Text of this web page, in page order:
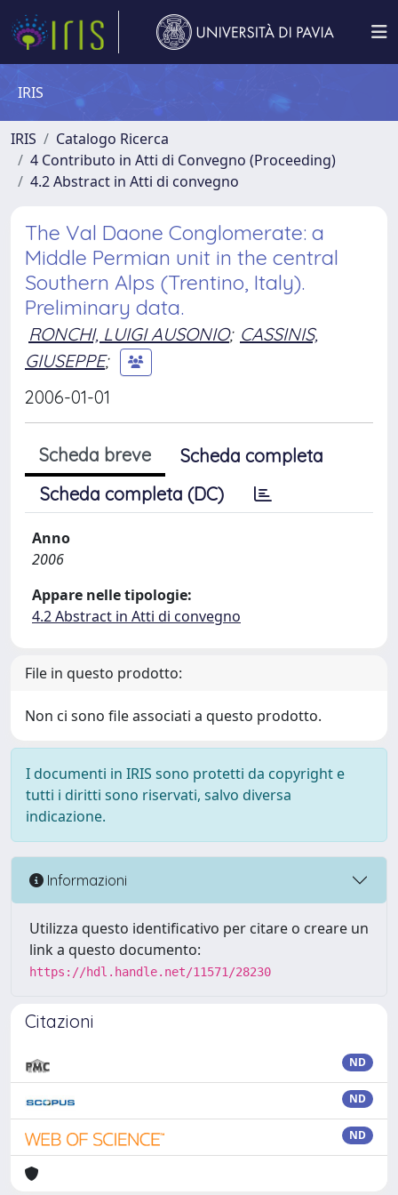
IRIS
IRIS
Catalogo Ricerca
4 Contributo in Atti di Convegno (Proceeding)
4.2 Abstract in Atti di convegno
The Val Daone Conglomerate: a
Middle Permian unit in the central
Southern Alps (Trentino, Italy).
Preliminary data.
RONCHI, LUIGI AUSONIO; CASSINIS,
GIUSEPPE;
2006-01-01
Scheda breve
Scheda completa
Scheda completa (DC)
Anno
2006
Appare nelle tipologie:
4.2 Abstract in Atti di convegno
File in questo prodotto:
Non ci sono file associati a questo prodotto.
I documenti in IRIS sono protetti da copyright e
tutti i diritti sono riservati, salvo diversa
indicazione.
Informazioni
Utilizza questo identificativo per citare o creare un
link a questo documento:
https://hdl.handle.net/11571/28230
Citazioni
ND
ND
ND